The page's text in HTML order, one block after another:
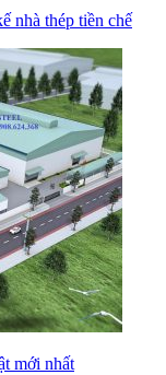
nhà thép tiền chế
mới nhất